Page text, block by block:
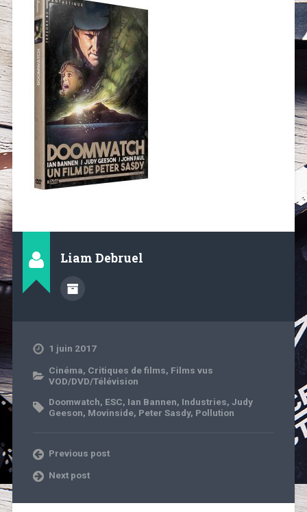
Liam Debruel
1 juin 2017
Cinéma, Critiques de films, Films vus
VOD/DVD/Télévision
Doomwatch, ESC, Ian Bannen, Industries, Judy
Geeson, Movinside, Peter Sasdy, Pollution
Previous post
Next post